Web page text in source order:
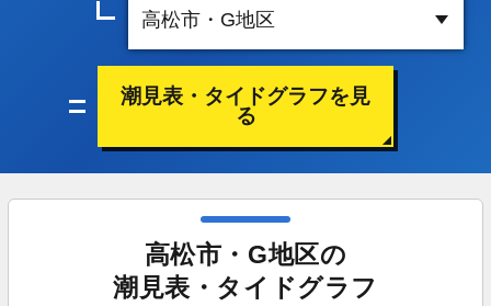
潮見表・タイドグラフを見
る
高松市・G地区の
潮見表・タイドグラフ